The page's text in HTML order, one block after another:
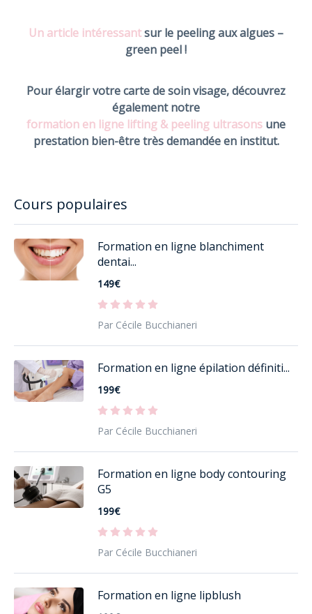
Un article intéressantsur le peeling aux algues –
green peel !
Pour élargir votre carte de soin visage, découvrez
également notre
formation en ligne lifting & peeling ultrasons une
prestation bien-être très demandée en institut.
Cours populaires
Formation en ligne blanchiment
dentai...
149€
Par Cécile Bucchianeri
Formation en ligne épilation définiti...
199€
Par Cécile Bucchianeri
Formation en ligne body contouring
G5
199€
Par Cécile Bucchianeri
Formation en ligne lipblush